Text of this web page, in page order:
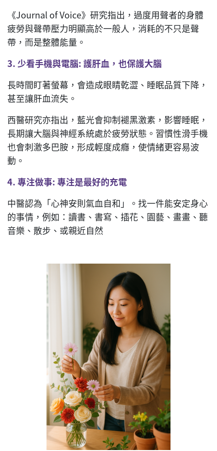
《Journal of Voice》研究指出，過度用聲者的身體
疲勞與聲帶壓力明顯高於一般人，消耗的不只是聲
帶，而是整體能量。
3. 少看手機與電腦:護肝血，也保護大腦
長時間盯著螢幕，會造成眼睛乾澀、睡眠品質下降，
甚至讓肝血流失。
西醫研究亦指出，藍光會抑制褪黑激素，影響睡眠，
長期讓大腦與神經系統處於疲勞狀態。習慣性滑手機
也會刺激多巴胺，形成輕度成癮，使情緒更容易波
動。
4.專注做事:專注是最好的充電
中醫認為「心神安則氣血自和」。找一件能安定身心
的事情，例如：讀書、書寫、插花、園藝、畫畫、聽
音樂、散步、或親近自然